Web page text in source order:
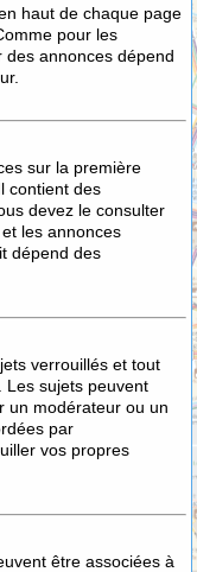
haut de chaque page
pour les
des annonces dépend
sur la première
contient des
devez le consulter
les annonces
dépend des
verrouillés et tout
Les sujets peuvent
un modérateur ou un
par
vos propres
être associées à